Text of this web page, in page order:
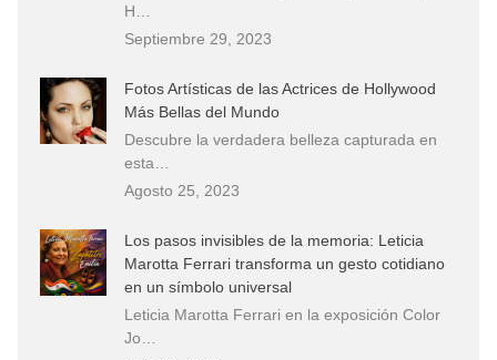
H…
Septiembre 29, 2023
Fotos Artísticas de las Actrices de Hollywood
Más Bellas del Mundo
Descubre la verdadera belleza capturada en
esta…
Agosto 25, 2023
Los pasos invisibles de la memoria: Leticia
Marotta Ferrari transforma un gesto cotidiano
en un símbolo universal
Leticia Marotta Ferrari en la exposición Color
Jo…